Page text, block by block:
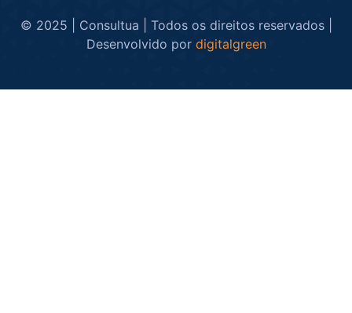
© 2025 | Consultua | Todos os direitos reservados |
Desenvolvido por digitalgreen